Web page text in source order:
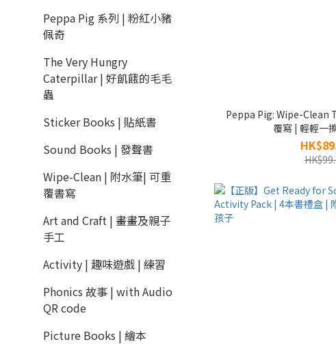
Peppa Pig 系列 | 粉紅小豬
佩奇
The Very Hungry
Caterpillar | 好飢餓的毛毛
蟲
Sticker Books | 貼紙書
Sound Books | 發聲書
Wipe-Clean | 附水筆| 可重
覆書寫
Art and Craft | 畫畫及親子
手工
Activity | 趣味遊戲 | 練習
Phonics 故事 | with Audio
QR code
Picture Books | 繪本
Peppa Pig: Wipe-Clean
覆寫 | 輕輕一